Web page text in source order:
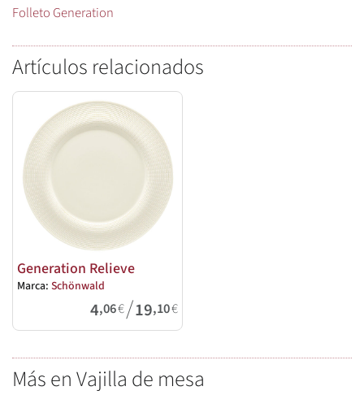
Folleto Generation
Artículos relacionados
Generation Relieve
Marca: Schönwald
4,06€/19,10€
Más en Vajilla de mesa